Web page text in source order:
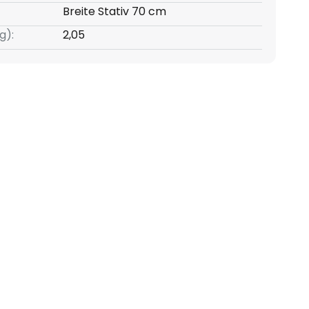
Breite Stativ 70 cm
2,05